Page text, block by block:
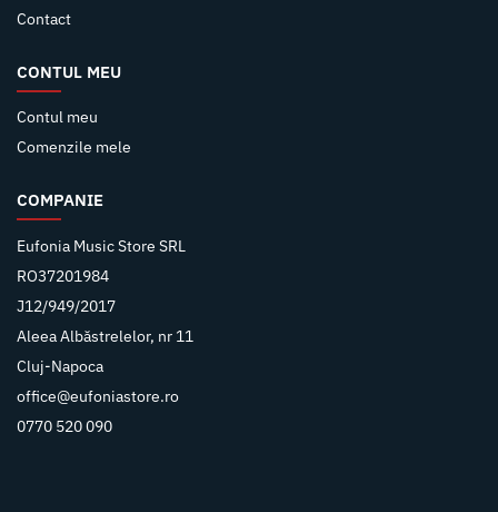
Contact
CONTUL MEU
Contul meu
Comenzile mele
COMPANIE
Eufonia Music Store SRL
RO37201984
J12/949/2017
Aleea Albăstrelelor, nr 11
Cluj-Napoca
office@eufoniastore.ro
0770 520 090